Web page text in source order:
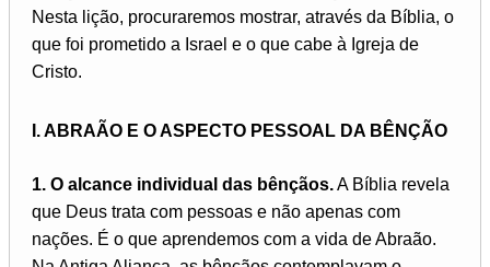
Nesta lição, procuraremos mostrar, através da Bíblia, o
que foi prometido a Israel e o que cabe à Igreja de
Cristo.
I. ABRAÃO E O ASPECTO PESSOAL DA BÊNÇÃO
1. O alcance individual das bênçãos.A Bíblia revela
que Deus trata com pessoas e não apenas com
nações. É o que aprendemos com a vida de Abraão.